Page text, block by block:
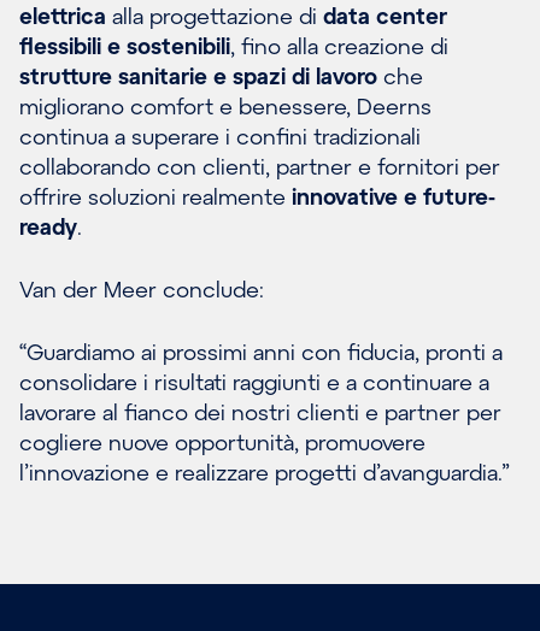
elettrica alla progettazione di data center
flessibili e sostenibili, fino alla creazione di
strutture sanitarie e spazi di lavoro che
migliorano comfort e benessere, Deerns
continua a superare i confini tradizionali
collaborando con clienti, partner e fornitori per
offrire soluzioni realmente innovative e future-
ready.
Van der Meer conclude:
“Guardiamo ai prossimi anni con fiducia, pronti a
consolidare i risultati raggiunti e a continuare a
lavorare al fianco dei nostri clienti e partner per
cogliere nuove opportunità, promuovere
l’innovazione e realizzare progetti d’avanguardia.”